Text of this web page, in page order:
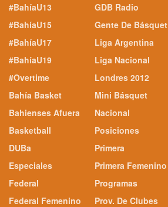
#BahíaU13
#BahíaU15
#BahíaU17
#BahíaU19
#Overtime
Bahía Basket
Bahienses Afuera
Basketball
DUBa
Especiales
Federal
Federal Femenino
GDB Radio
Gente De Básquet
Liga Argentina
Liga Nacional
Londres 2012
Mini Básquet
Nacional
Posiciones
Primera
Primera Femenino
Programas
Prov. De Clubes